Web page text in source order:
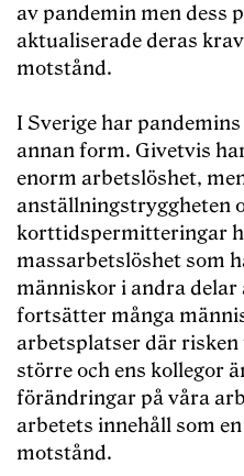
av pandemin men dess
aktualiserade deras
motstånd.
I Sverige har
annan form. Givetvis
enorm arbetslöshet,
anställningstryggheten
korttidspermitteringar
massarbetslöshet som
människor i andra
fortsätter många
arbetsplatser där
större och ens kollegor
förändringar på våra
arbetets innehåll som
motstånd.